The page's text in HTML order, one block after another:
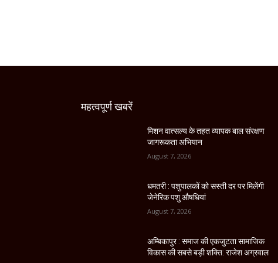
महत्वपूर्ण खबरें
मिशन वात्सल्य के तहत व्यापक बाल संरक्षण
जागरूकता अभियान
August 7, 2026
धमतरी : पशुपालकों को सस्ती दर पर मिलेंगी
जेनेरिक पशु औषधियां
August 7, 2026
अम्बिकापुर : समाज की एकजुटता सामाजिक
विकास की सबसे बड़ी शक्ति: राजेश अग्रवाल